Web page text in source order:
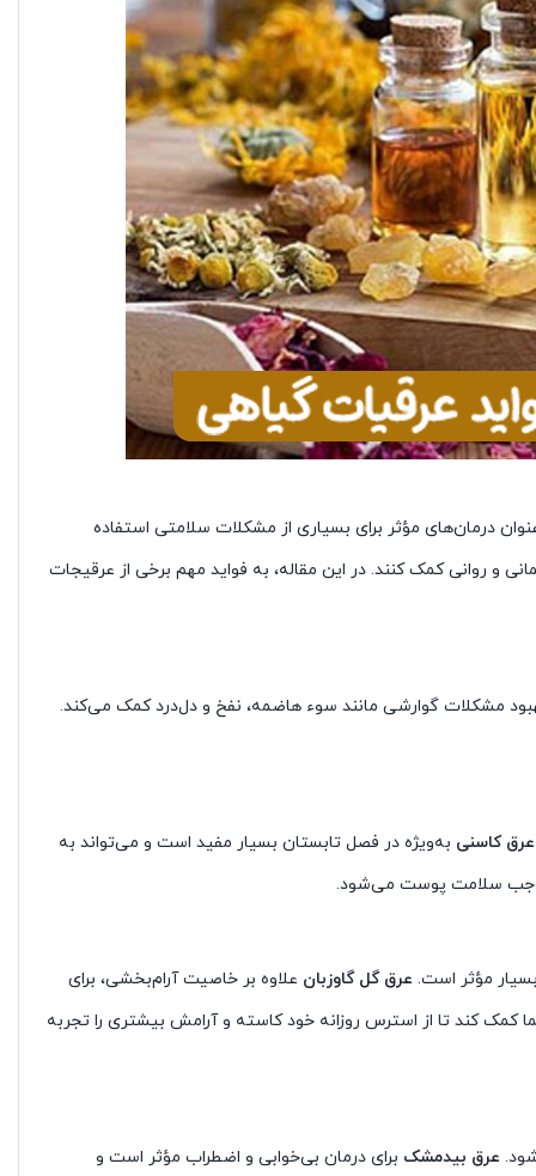
درمان‌های مؤثر برای بسیاری از مشکلات سلامتی استفاده
و روانی کمک کنند. در این مقاله، به فواید مهم برخی از عرقیجات
مشکلات گوارشی مانند سوء هاضمه، نفخ و دل‌درد کمک می‌کند.
عرق کاسنی به‌ویژه در فصل تابستان بسیار مفید است و می‌تواند به
سلامت پوست می‌شود.
مؤثر است. عرق گل گاوزبان علاوه بر خاصیت آرام‌بخشی، برای
کند تا از استرس روزانه خود کاسته و آرامش بیشتری را تجربه
عرق بیدمشک برای درمان بی‌خوابی و اضطراب مؤثر است و